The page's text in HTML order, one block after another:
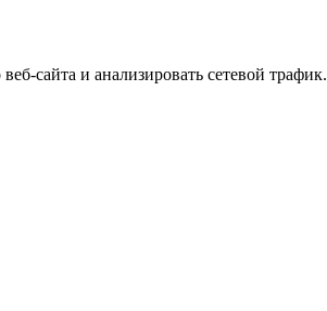
сайта и анализировать сетевой трафик.